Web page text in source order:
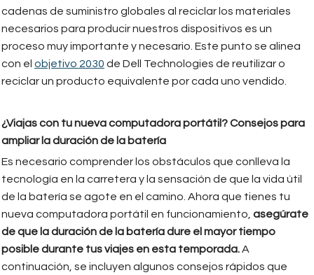
cadenas de suministro globales al reciclar los materiales
necesarios para producir nuestros dispositivos es un
proceso muy importante y necesario. Este punto se alinea
con el objetivo 2030 de Dell Technologies de reutilizar o
reciclar un producto equivalente por cada uno vendido.
¿Viajas con tu nueva computadora portátil? Consejos para
ampliar la duración de la batería
Es necesario comprender los obstáculos que conlleva la
tecnología en la carretera y la sensación de que la vida útil
de la batería se agote en el camino. Ahora que tienes tu
nueva computadora portátil en funcionamiento, asegúrate
de que la duración de la batería dure el mayor tiempo
posible durante tus viajes en esta temporada.A
continuación, se incluyen algunos consejos rápidos que